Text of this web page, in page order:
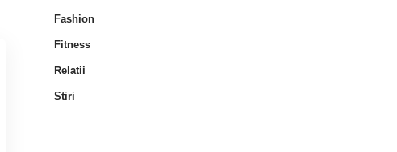
Fashion
Fitness
Relatii
Stiri